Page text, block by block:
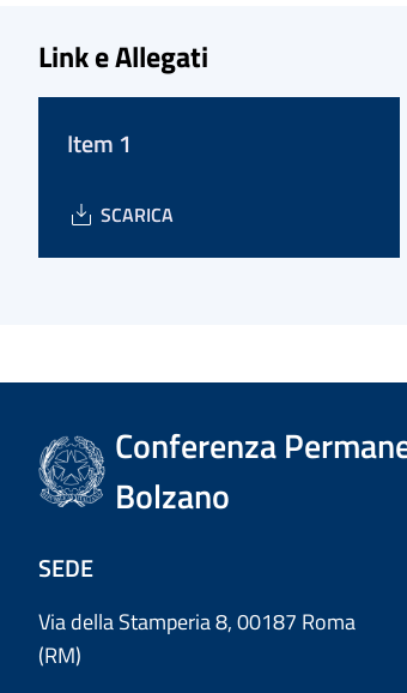
Link e Allegati
Item 1
SCARICA
Conferenza
Bolzano
SEDE
Via della Stamperia 8, 00187 Roma
(RM)